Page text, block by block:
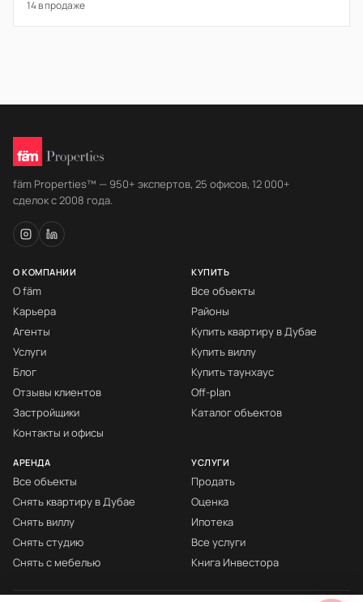
14 в продаже
fäm Properties™ — 950+ экспертов, 25 офисов, 12 000+
сделок с 2008 года.
О КОМПАНИИ
О fäm
Карьера
Агенты
Услуги
Блог
Отзывы клиентов
Застройщики
Контакты и офисы
КУПИТЬ
Все объекты
Районы
Купить квартиру в Дубае
Купить виллу
Купить таунхаус
Off-plan
Каталог объектов
АРЕНДА
Все объекты
Снять квартиру в Дубае
Снять виллу
Снять студию
Снять с мебелью
УСЛУГИ
Продать
Оценка
Ипотека
Все услуги
Книга Инвестора